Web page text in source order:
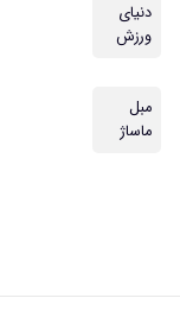
دنیای
ورزش
مبل
ماساژ